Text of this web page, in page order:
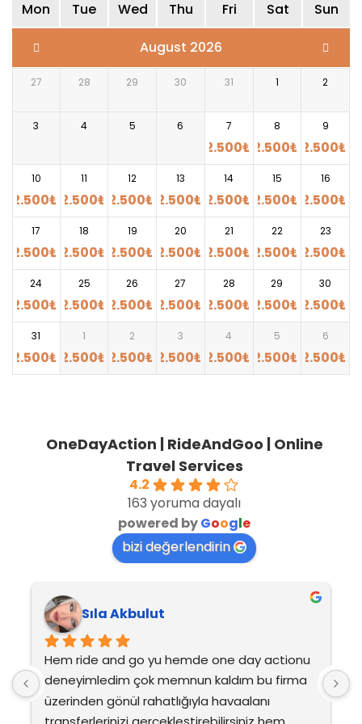
Mon Tue Wed Thu Fri Sat Sun
August 2026
27 28 29 30 31 1 2
3 4 5 6 7
2.500₺
8
2.500₺
9
2.500₺
10
2.500₺
11
2.500₺
12
2.500₺
13
2.500₺
14
2.500₺
15
2.500₺
16
2.500₺
17
2.500₺
18
2.500₺
19
2.500₺
20
2.500₺
21
2.500₺
22
2.500₺
23
2.500₺
24
2.500₺
25
2.500₺
26
2.500₺
27
2.500₺
28
2.500₺
29
2.500₺
30
2.500₺
31
2.500₺
1
2.500₺
2
2.500₺
3
2.500₺
4
2.500₺
5
2.500₺
6
2.500₺
OneDayAction | RideAndGoo | Online
Travel Services
4.2
163 yoruma dayalı
powered byGoogle
bizi değerlendirin
Sıla Akbulut
Hem ride and go yu hemde one day actionu
deneyimledim çok memnun kaldım bu firma
üzerinden gönül rahatlığıyla havaalanı